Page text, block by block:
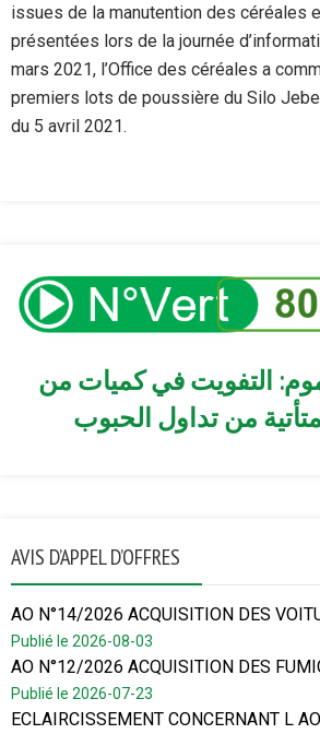
issues de la manutention des céréales
présentées lors de la journée
mars 2021, l’Office des céréales a
premiers lots de poussière du Silo
du 5 avril 2021.
التفويت في كميات من
من تداول الحبوب
AVIS D’APPEL D’OFFRES
AO N°14/2026 ACQUISITION DES
Publié le 2026-08-03
AO N°12/2026 ACQUISITION DES
Publié le 2026-07-23
ECLAIRCISSEMENT CONCERNANT L